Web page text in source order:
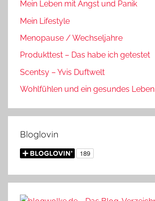
Mein Leben mit Angst und Panik
Mein Lifestyle
Menopause / Wechseljahre
Produkttest – Das habe ich getestet
Scentsy – Yvis Duftwelt
Wohlfühlen und ein gesundes Leben
Bloglovin